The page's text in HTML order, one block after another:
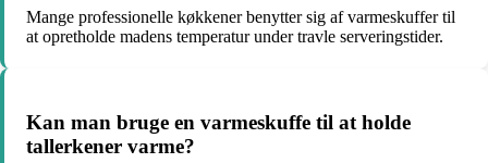
Mange professionelle køkkener benytter sig af varmeskuffer til
at opretholde madens temperatur under travle serveringstider.
Kan man bruge en varmeskuffe til at holde
tallerkener varme?